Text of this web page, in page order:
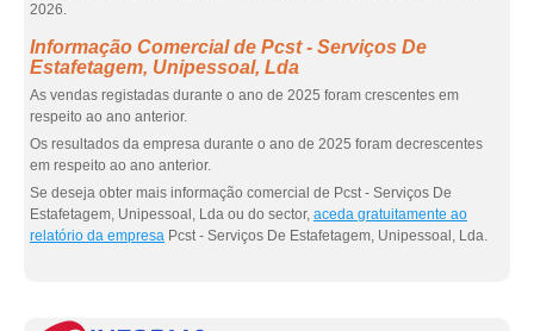
2026.
Informação Comercial de Pcst - Serviços De
Estafetagem, Unipessoal, Lda
As vendas registadas durante o ano de 2025 foram crescentes em
respeito ao ano anterior.
Os resultados da empresa durante o ano de 2025 foram decrescentes
em respeito ao ano anterior.
Se deseja obter mais informação comercial de Pcst - Serviços De
Estafetagem, Unipessoal, Lda ou do sector, aceda gratuitamente ao
relatório da empresa Pcst - Serviços De Estafetagem, Unipessoal, Lda.